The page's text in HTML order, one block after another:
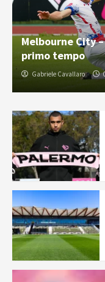
Melbourne City
primo tempo
Gabriele Cavallaro